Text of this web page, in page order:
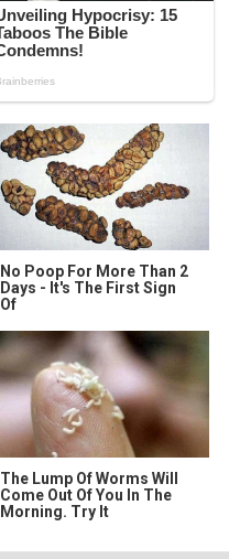
No Poop For More Than 2
Days - It's The First Sign
Of
The Lump Of Worms Will
Come Out Of You In The
Morning. Try It